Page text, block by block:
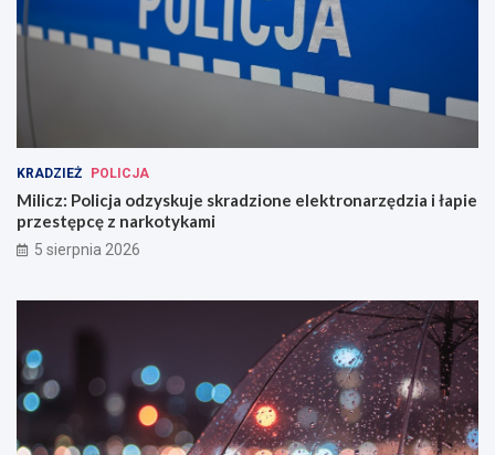
KRADZIEŻ POLICJA
Milicz: Policja odzyskuje skradzione elektronarzędzia i łapie
przestępcę z narkotykami
5 sierpnia 2026